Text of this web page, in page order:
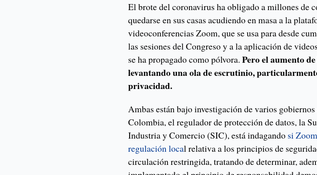
El brote del coronavirus ha obligado a millones de
quedarse en sus casas acudiendo en masa a la
videoconferencias Zoom, que se usa para desde
las sesiones del Congreso y a la aplicación de
se ha propagado como pólvora.Pero el aumento
levantando una ola de escrutinio,
privacidad.
Ambas están bajo investigación de varios
Colombia, el regulador de protección de datos, la
Industria y Comercio (SIC), está indagando si
regulación local relativa a los principios de
circulación restringida, tratando de determinar,